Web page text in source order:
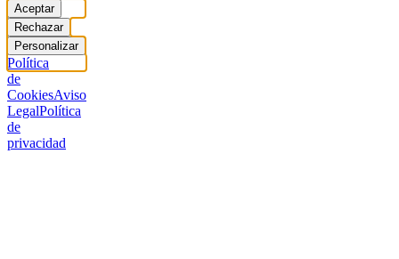
Aceptar
Rechazar
Personalizar
Política
de
CookiesAviso
LegalPolítica
de
privacidad